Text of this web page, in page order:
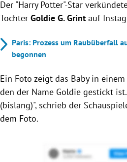
Der "Harry Potter"-Star
Tochter Goldie G. Grint auf
Paris: Prozess um Raubüberfall
begonnen
Ein Foto zeigt das Baby in
den der Name Goldie gestickt
(bislang)", schrieb der
dem Foto.